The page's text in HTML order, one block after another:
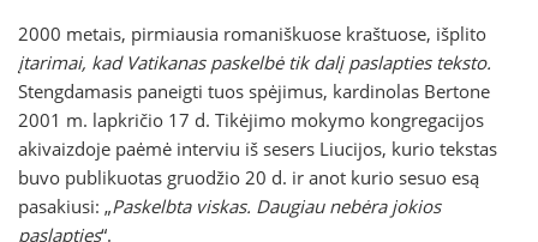
2000 metais, pirmiausia romaniškuose kraštuose, išplito
įtarimai, kad Vatikanas paskelbė tik dalį paslapties teksto.
Stengdamasis paneigti tuos spėjimus, kardinolas Bertone
2001 m. lapkričio 17 d. Tikėjimo mokymo kongregacijos
akivaizdoje paėmė interviu iš sesers Liucijos, kurio tekstas
buvo publikuotas gruodžio 20 d. ir anot kurio sesuo esą
pasakiusi: „Paskelbta viskas. Daugiau nebėra jokios
paslapties“.